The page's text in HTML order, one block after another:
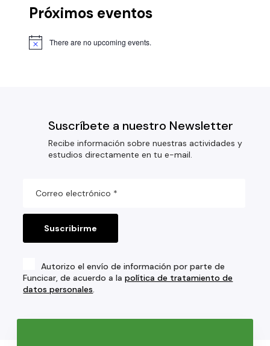
Próximos eventos
There are no upcoming events.
Suscríbete a nuestro Newsletter
Recibe información sobre nuestras actividades y
estudios directamente en tu e-mail.
Autorizo el envío de información por parte de
Funcicar, de acuerdo a lapolítica de tratamiento de
datos personales.